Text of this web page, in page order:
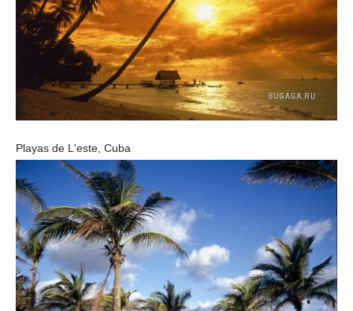
Playas de L'este, Cuba